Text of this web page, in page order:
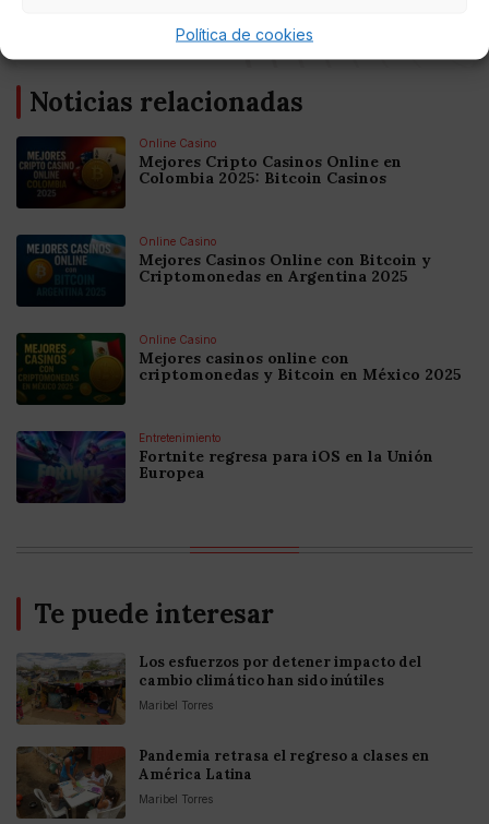
Política de cookies
Noticias relacionadas
Online Casino
Mejores Cripto Casinos Online en
Colombia 2025: Bitcoin Casinos
Online Casino
Mejores Casinos Online con Bitcoin y
Criptomonedas en Argentina 2025
Online Casino
Mejores casinos online con
criptomonedas y Bitcoin en México 2025
Entretenimiento
Fortnite regresa para iOS en la Unión
Europea
Te puede interesar
Los esfuerzos por detener impacto del
cambio climático han sido inútiles
Maribel Torres
Pandemia retrasa el regreso a clases en
América Latina
Maribel Torres